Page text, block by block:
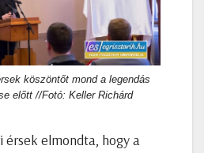
köszöntőt mond a legendás
előtt //Fotó: Keller Richárd
érsek elmondta, hogy a